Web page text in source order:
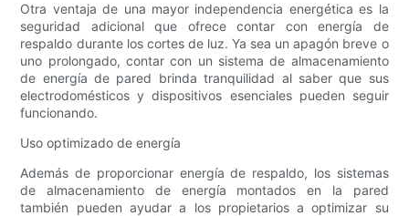
Otra ventaja de una mayor independencia energética es la
seguridad adicional que ofrece contar con energía de
respaldo durante los cortes de luz. Ya sea un apagón breve o
uno prolongado, contar con un sistema de almacenamiento
de energía de pared brinda tranquilidad al saber que sus
electrodomésticos y dispositivos esenciales pueden seguir
funcionando.
Uso optimizado de energía
Además de proporcionar energía de respaldo, los sistemas
de almacenamiento de energía montados en la pared
también pueden ayudar a los propietarios a optimizar su